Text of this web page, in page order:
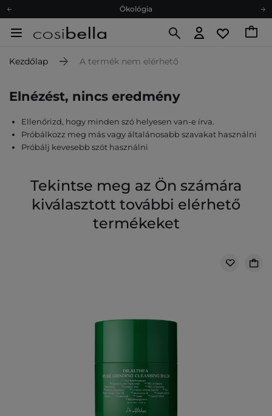
Ökológia
Hűségprogram
Ajándékkártya
Kezdőlap A termék nem elérhető
Elnézést, nincs eredmény
Ellenőrizd, hogy minden szó helyesen van-e írva.
Próbálkozz meg más vagy általánosabb szavakat használni
Próbálj kevesebb szót használni
Tekintse meg az Ön számára
kiválasztott további elérhető
termékeket